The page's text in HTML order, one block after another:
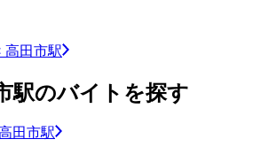
高田市駅
駅のバイトを探す
田市駅